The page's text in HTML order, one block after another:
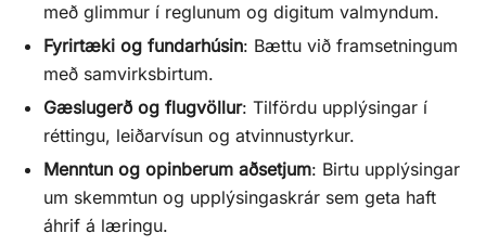
með glimmur í reglunum og digitum valmyndum.
Fyrirtæki og fundarhúsin: Bættu við framsetningum
með samvirksbirtum.
Gæslugerð og flugvöllur: Tilfördu upplýsingar í
réttingu, leiðarvísun og atvinnustyrkur.
Menntun og opinberum aðsetjum: Birtu upplýsingar
um skemmtun og upplýsingaskrár sem geta haft
áhrif á læringu.